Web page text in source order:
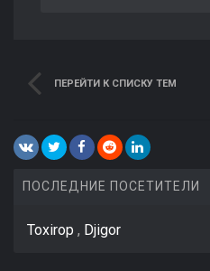
ПЕРЕЙТИ К СПИСКУ ТЕМ
ПОСЛЕДНИЕ ПОСЕТИТЕЛИ
Toxirop Djigor